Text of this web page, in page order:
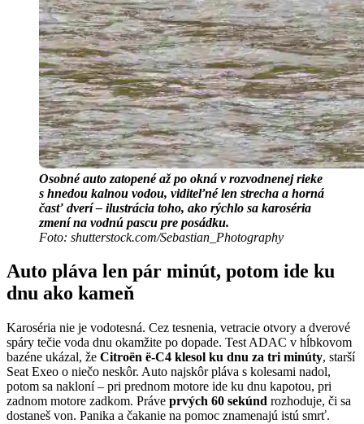
Osobné auto zatopené až po okná v rozvodnenej rieke
s hnedou kalnou vodou, viditeľné len strecha a horná
časť dverí – ilustrácia toho, ako rýchlo sa karoséria
zmení na vodnú pascu pre posádku.
Foto: shutterstock.com/Sebastian_Photography
Auto pláva len pár minút, potom ide ku
dnu ako kameň
Karoséria nie je vodotesná. Cez tesnenia, vetracie otvory a dverové
spáry tečie voda dnu okamžite po dopade. Test ADAC v hĺbkovom
bazéne ukázal, že Citroën ë-C4 klesol ku dnu za tri minúty, starší
Seat Exeo o niečo neskôr. Auto najskôr pláva s kolesami nadol,
potom sa nakloní – pri prednom motore ide ku dnu kapotou, pri
zadnom motore zadkom. Práve prvých 60 sekúnd rozhoduje, či sa
dostaneš von. Panika a čakanie na pomoc znamenajú istú smrť.